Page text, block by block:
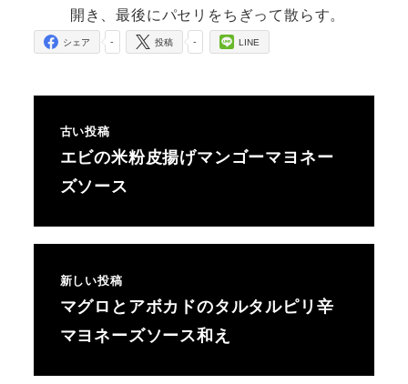
開き、最後にパセリをちぎって散らす。
-
シェア -
投稿 LINE
古い投稿
エビの米粉皮揚げマンゴーマヨネー
ズソース
新しい投稿
マグロとアボカドのタルタルピリ辛
マヨネーズソース和え